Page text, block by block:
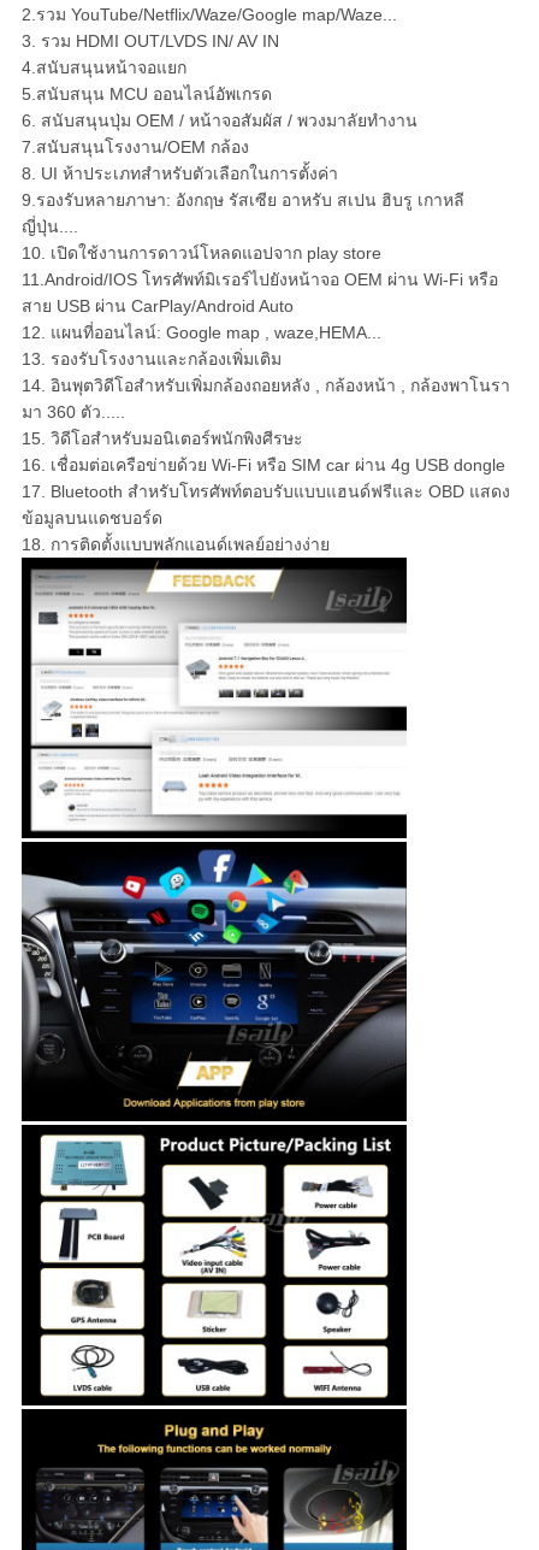
2.รวม YouTube/Netflix/Waze/Google map/Waze...
3. รวม HDMI OUT/LVDS IN/ AV IN
4.สนับสนุนหน้าจอแยก
5.สนับสนุน MCU ออนไลน์อัพเกรด
6. สนับสนุนปุ่ม OEM / หน้าจอสัมผัส / พวงมาลัยทำงาน
7.สนับสนุนโรงงาน/OEM กล้อง
8. UI ห้าประเภทสำหรับตัวเลือกในการตั้งค่า
9.รองรับหลายภาษา: อังกฤษ รัสเซีย อาหรับ สเปน ฮิบรู เกาหลี
ญี่ปุ่น....
10. เปิดใช้งานการดาวน์โหลดแอปจาก play store
11.Android/IOS โทรศัพท์มิเรอร์ไปยังหน้าจอ OEM ผ่าน Wi-Fi หรือ
สาย USB ผ่าน CarPlay/Android Auto
12. แผนที่ออนไลน์: Google map , waze,HEMA...
13. รองรับโรงงานและกล้องเพิ่มเติม
14. อินพุตวิดีโอสำหรับเพิ่มกล้องถอยหลัง , กล้องหน้า , กล้องพาโนรา
มา 360 ตัว.....
15. วิดีโอสำหรับมอนิเตอร์พนักพิงศีรษะ
16. เชื่อมต่อเครือข่ายด้วย Wi-Fi หรือ SIM car ผ่าน 4g USB dongle
17. Bluetooth สำหรับโทรศัพท์ตอบรับแบบแฮนด์ฟรีและ OBD แสดง
ข้อมูลบนแดชบอร์ด
18. การติดตั้งแบบพลักแอนด์เพลย์อย่างง่าย